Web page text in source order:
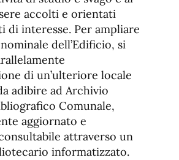
accolti e orientati
di interesse. Per ampliare
dell’Edificio, si
di un’ulteriore locale
adibire ad Archivio
Comunale,
aggiornato e
attraverso un
informatizzato.